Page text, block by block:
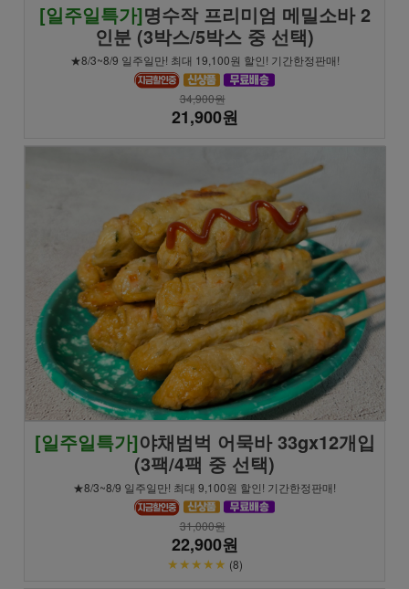
[일주일특가]명수작 프리미엄 메밀소바 2
인분 (3박스/5박스 중 선택)
★8/3~8/9 일주일만! 최대 19,100원 할인! 기간한정판매!
34,900원
21,900원
[일주일특가]야채범벅 어묵바 33gx12개입
(3팩/4팩 중 선택)
★8/3~8/9 일주일만! 최대 9,100원 할인! 기간한정판매!
31,000원
22,900원
★★★★★ (8)